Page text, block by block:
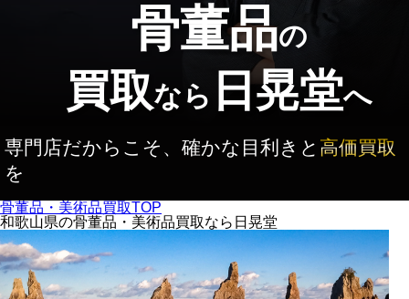
骨董品の
買取なら 日晃堂へ
専門店だからこそ、確かな目利きと 高価買取
を
骨董品・美術品買取TOP
和歌山県の骨董品・美術品買取なら日晃堂